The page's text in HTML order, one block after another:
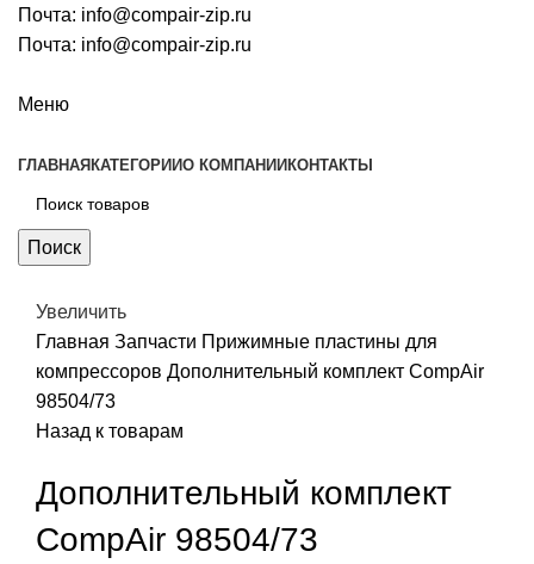
Почта: info@compair-zip.ru
Почта: info@compair-zip.ru
Меню
ГЛАВНАЯ КАТЕГОРИИО КОМПАНИИ КОНТАКТЫ
Поиск
Увеличить
Главная Запчасти Прижимные пластины для
компрессоров Дополнительный комплект CompAir
98504/73
Назад к товарам
Дополнительный комплект
CompAir 98504/73